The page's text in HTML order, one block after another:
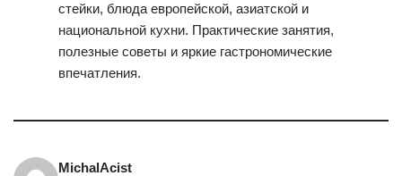
стейки, блюда европейской, азиатской и
национальной кухни. Практические занятия,
полезные советы и яркие гастрономические
впечатления.
MichalAcist